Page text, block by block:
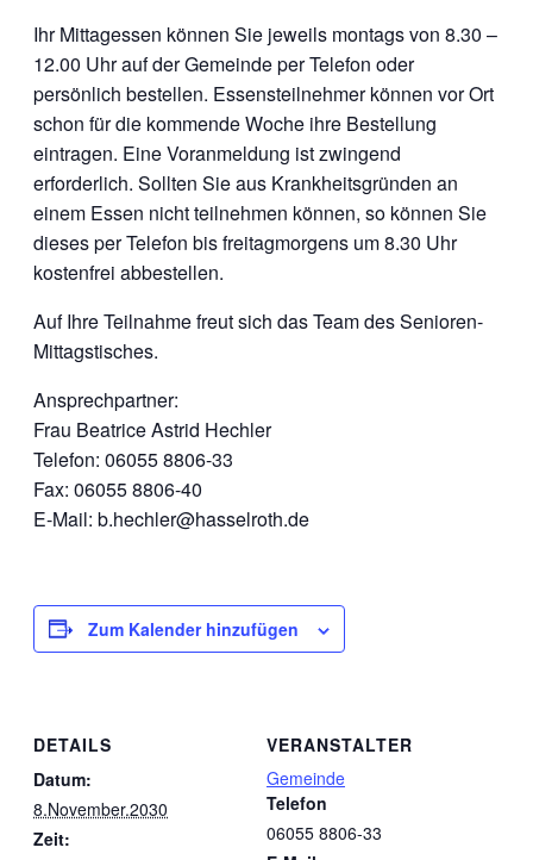
Ihr Mittagessen können Sie jeweils montags von 8.30 –
12.00 Uhr auf der Gemeinde per Telefon oder
persönlich bestellen. Essensteilnehmer können vor Ort
schon für die kommende Woche ihre Bestellung
eintragen. Eine Voranmeldung ist zwingend
erforderlich. Sollten Sie aus Krankheitsgründen an
einem Essen nicht teilnehmen können, so können Sie
dieses per Telefon bis freitagmorgens um 8.30 Uhr
kostenfrei abbestellen.
Auf Ihre Teilnahme freut sich das Team des Senioren-
Mittagstisches.
Ansprechpartner:
Frau Beatrice Astrid Hechler
Telefon: 06055 8806-33
Fax: 06055 8806-40
E-Mail: b.hechler@hasselroth.de
Zum Kalender hinzufügen
DETAILS
Datum:
8.November.2030
Zeit:
VERANSTALTER
Gemeinde
Telefon
06055 8806-33